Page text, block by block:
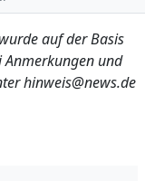
auf der Basis
Anmerkungen und
hinweis@news.de